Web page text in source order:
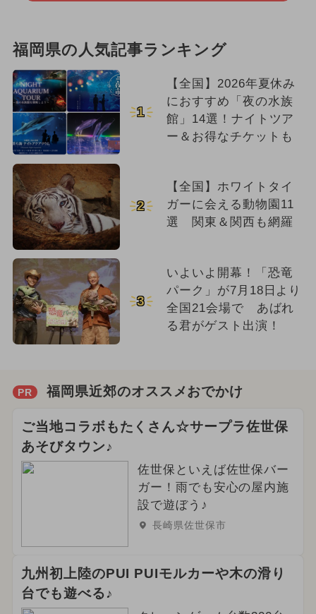
福岡県の人気記事ランキング
1
【全国】2026年夏休み
におすすめ「夜の水族
館」14選！ナイトツア
ー＆お得なチケットも
2
【全国】ホワイトタイ
ガーに会える動物園11
選 関東＆関西も網羅
3
いよいよ開幕！「恐竜
パーク」が7月18日より
全国21会場で あばれ
る君がゲスト出演！
PR 福岡県近郊のオススメおでかけ
ご当地コラボもたくさん☆サープラ佐世保
あそびタウン♪
佐世保といえば佐世保バー
ガー！雨でも安心の屋内施
設で遊ぼう♪
長崎県佐世保市
九州初上陸のPUI PUIモルカーや木の滑り
台でも遊べる♪